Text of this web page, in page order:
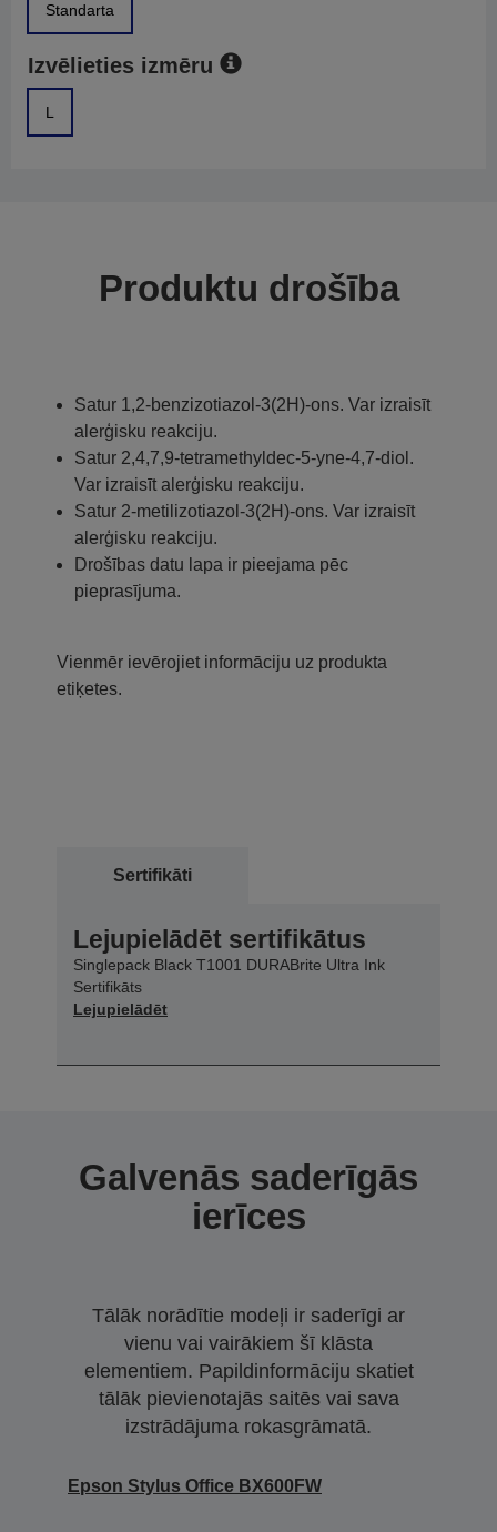
Standarta
Izvēlieties izmēru
L
Produktu drošība
Satur 1,2-benzizotiazol-3(2H)-ons. Var izraisīt
alerģisku reakciju.
Satur 2,4,7,9-tetramethyldec-5-yne-4,7-diol.
Var izraisīt alerģisku reakciju.
Satur 2-metilizotiazol-3(2H)-ons. Var izraisīt
alerģisku reakciju.
Drošības datu lapa ir pieejama pēc
pieprasījuma.
Vienmēr ievērojiet informāciju uz produkta
etiķetes.
Sertifikāti
Lejupielādēt sertifikātus
Singlepack Black T1001 DURABrite Ultra Ink
Sertifikāts
Lejupielādēt
Galvenās saderīgās
ierīces
Tālāk norādītie modeļi ir saderīgi ar
vienu vai vairākiem šī klāsta
elementiem. Papildinformāciju skatiet
tālāk pievienotajās saitēs vai sava
izstrādājuma rokasgrāmatā.
Epson Stylus Office BX600FW